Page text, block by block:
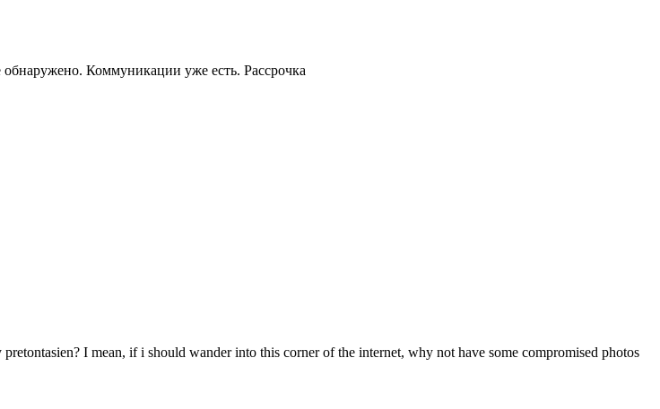
Коммуникации уже есть. Рассрочка
I mean, if i should wander into this corner of the internet, why not have some compromised photos